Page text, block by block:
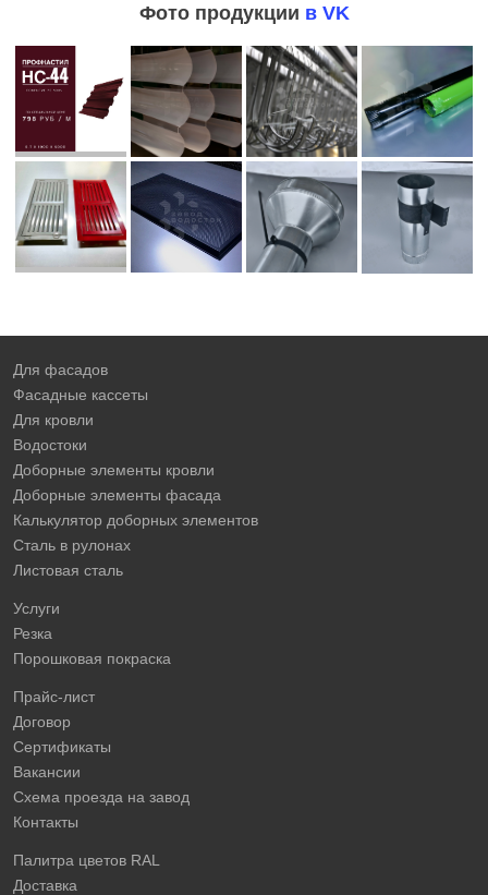
Фото продукции в VK
Для фасадов
Фасадные кассеты
Для кровли
Водостоки
Доборные элементы кровли
Доборные элементы фасада
Калькулятор доборных элементов
Сталь в рулонах
Листовая сталь
Услуги
Резка
Порошковая покраска
Прайс-лист
Договор
Сертификаты
Вакансии
Схема проезда на завод
Контакты
Палитра цветов RAL
Доставка